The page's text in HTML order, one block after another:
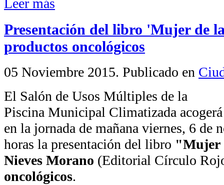
Leer más
Presentación del libro 'Mujer de
productos oncológicos
05 Noviembre 2015. Publicado en
El Salón de Usos Múltiples de la
Piscina Municipal Climatizada acogerá
en la jornada de mañana viernes, 6 de
horas la presentación del libro "Mujer
Nieves Morano (Editorial Círculo
oncológicos.